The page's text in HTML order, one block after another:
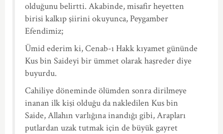
olduğunu belirtti. Akabinde, misafir heyetten
birisi kalkıp şiirini okuyunca, Peygamber
Efendimiz;
Ümid ederim ki, Cenab-ı Hakk kıyamet gününde
Kus bin Saideyi bir ümmet olarak haşreder diye
buyurdu.
Cahiliye döneminde ölümden sonra dirilmeye
inanan ilk kişi olduğu da nakledilen Kus bin
Saide, Allahın varlığına inandığı gibi, Arapları
putlardan uzak tutmak için de büyük gayret